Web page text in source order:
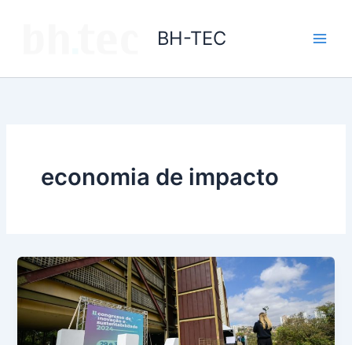
BH-TEC
economia de impacto